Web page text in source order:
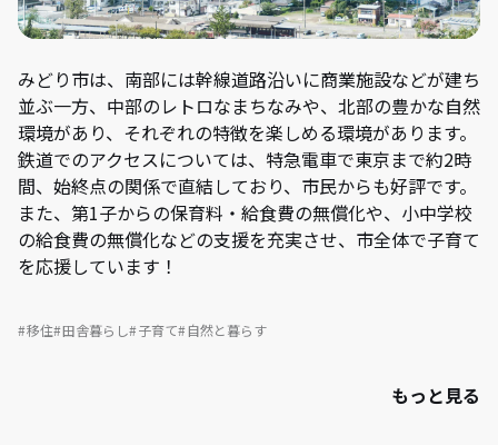
みどり市は、南部には幹線道路沿いに商業施設などが建ち
並ぶ一方、中部のレトロなまちなみや、北部の豊かな自然
環境があり、それぞれの特徴を楽しめる環境があります。
鉄道でのアクセスについては、特急電車で東京まで約2時
間、始終点の関係で直結しており、市民からも好評です。
また、第1子からの保育料・給食費の無償化や、小中学校
の給食費の無償化などの支援を充実させ、市全体で子育て
を応援しています！
移住 田舎暮らし 子育て 自然と暮らす
もっと見る